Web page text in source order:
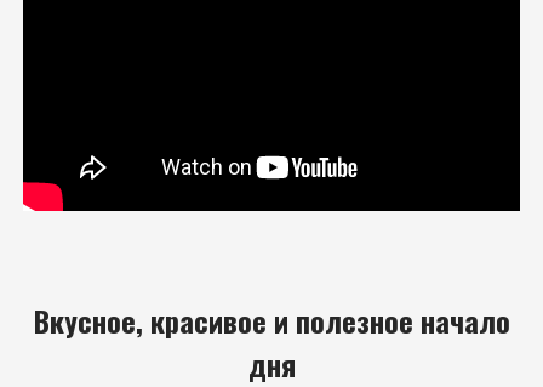
Вкусное, красивое и полезное начало
дня